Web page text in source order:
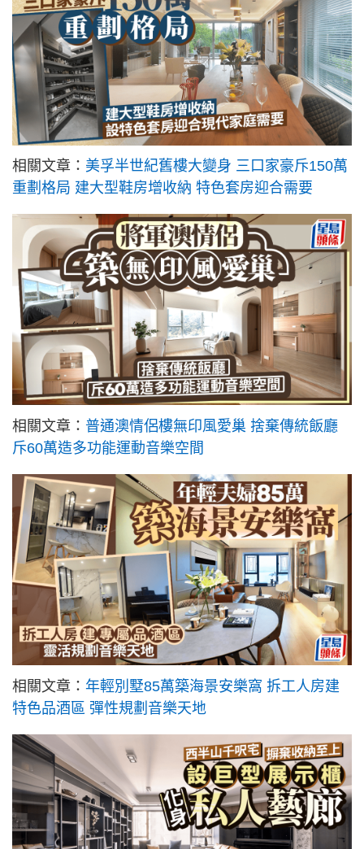
相關文章： 美孚半世紀舊樓大變身 三口家豪斥150萬
重劃格局 建大型鞋房增收納 特色套房迎合需要
相關文章： 普通澳情侶樓無印風愛巢 捨棄傳統飯廳
斥60萬造多功能運動音樂空間
相關文章： 年輕別墅85萬築海景安樂窩 拆工人房建
特色品酒區 彈性規劃音樂天地